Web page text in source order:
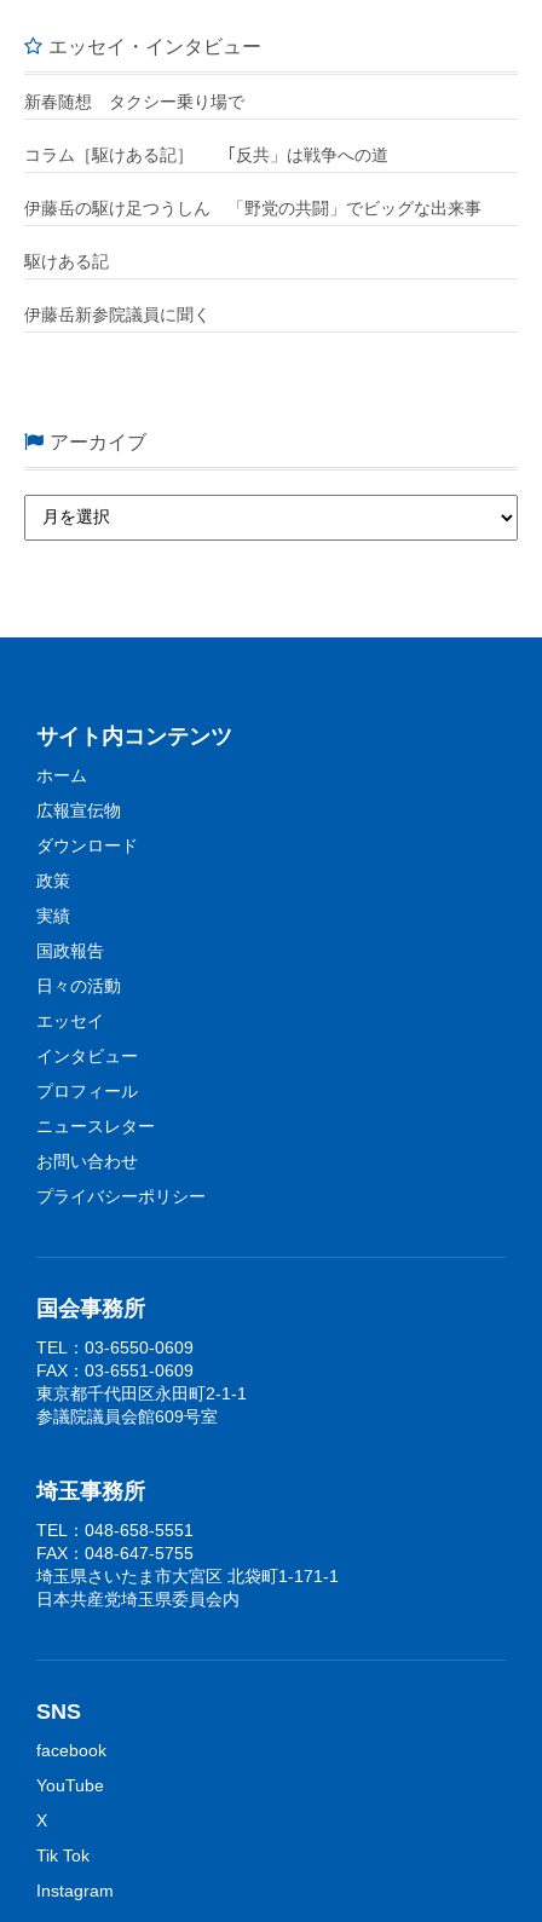
エッセイ・インタビュー
新春随想 タクシー乗り場で
コラム［駆けある記］ ｢反共」は戦争への道
伊藤岳の駆け足つうしん 「野党の共闘」でビッグな出来事
駆けある記
伊藤岳新参院議員に聞く
アーカイブ
サイト内コンテンツ
ホーム
広報宣伝物
ダウンロード
政策
実績
国政報告
日々の活動
エッセイ
インタビュー
プロフィール
ニュースレター
お問い合わせ
プライバシーポリシー
国会事務所
TEL：03-6550-0609
FAX：03-6551-0609
東京都千代田区永田町2-1-1
参議院議員会館609号室
埼玉事務所
TEL：048-658-5551
FAX：048-647-5755
埼玉県さいたま市大宮区 北袋町1-171-1
日本共産党埼玉県委員会内
SNS
facebook
YouTube
X
Tik Tok
Instagram